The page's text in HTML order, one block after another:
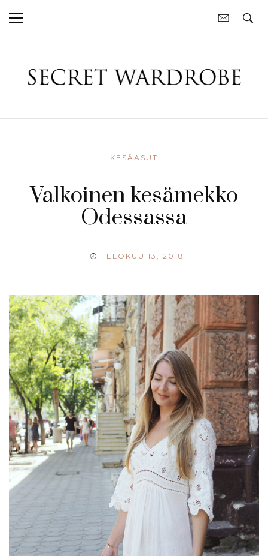
KESÄASUT
Valkoinen kesämekko
Odessassa
ELOKUU 13, 2018